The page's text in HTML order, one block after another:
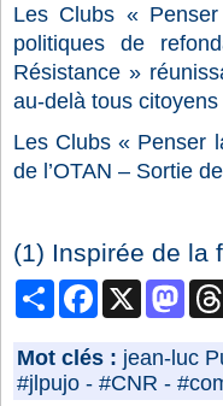
Les Clubs «
politiques de
Résistance »
au-delà tous
Les Clubs « Penser
de l’OTAN – Sortie
(1) Inspirée de la
PartagerFacebook
X
Mot clés : jean-luc
#jlpujo - #CNR -